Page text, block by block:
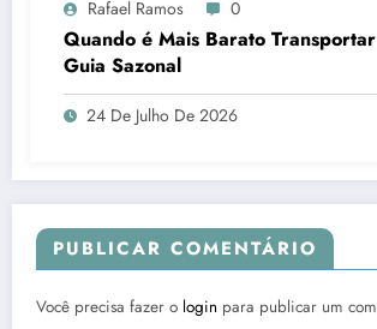
Rafael Ramos 0
Quando é Mais Barato
Guia Sazonal
24 De Julho De 2026
PUBLICAR COMENTÁRIO
Você precisa fazer o login para publicar um